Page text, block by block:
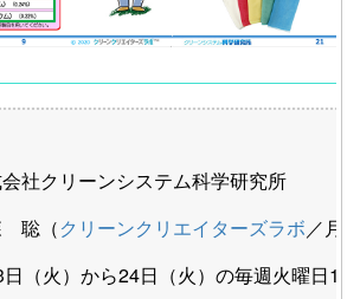
社クリーンシステム科学研究所
聡（クリーンクリエイターズラボ／月
（火）から24日（火）の毎週火曜日16